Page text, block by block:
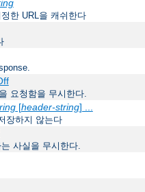
한 URL을 캐쉬한다
요청함을 무시한다.
[header-string] ...
장하지 않는다
사실을 무시한다.